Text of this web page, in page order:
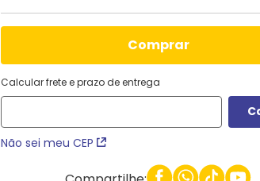
comprar
Calcular frete e prazo de entrega
Não sei meu CEP